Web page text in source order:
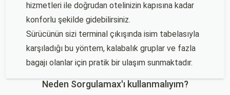
hizmetleri ile doğrudan otelinizin kapısına kadar
konforlu şekilde gidebilirsiniz.
Sürücünün sizi terminal çıkışında isim tabelasıyla
karşıladığı bu yöntem, kalabalık gruplar ve fazla
bagajı olanlar için pratik bir ulaşım sunmaktadır.
Neden Sorgulamax'ı kullanmalıyım?